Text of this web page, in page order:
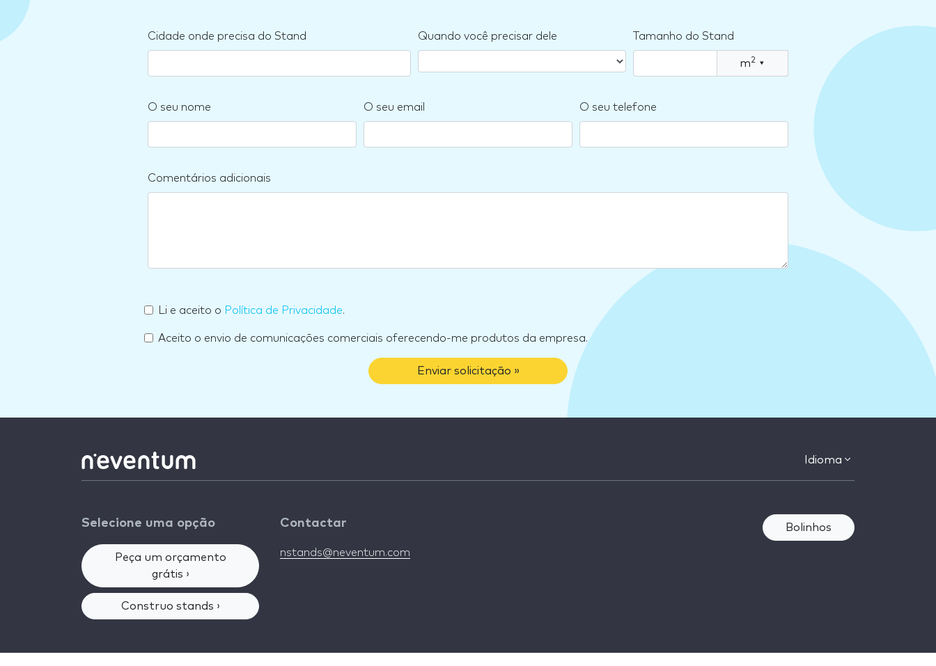
Cidade onde precisa do Stand Quando você precisar dele Tamanho do Stand
m2 ▾
O seu nome O seu email O seu telefone
Comentários adicionais
Li e aceito o Política de Privacidade.
Aceito o envio de comunicações comerciais oferecendo-me produtos da empresa.
Enviar solicitação »
Idioma
Selecione uma opção
Peça um orçamento
grátis ›
Construo stands ›
Contactar
nstands@neventum.com
Bolinhos